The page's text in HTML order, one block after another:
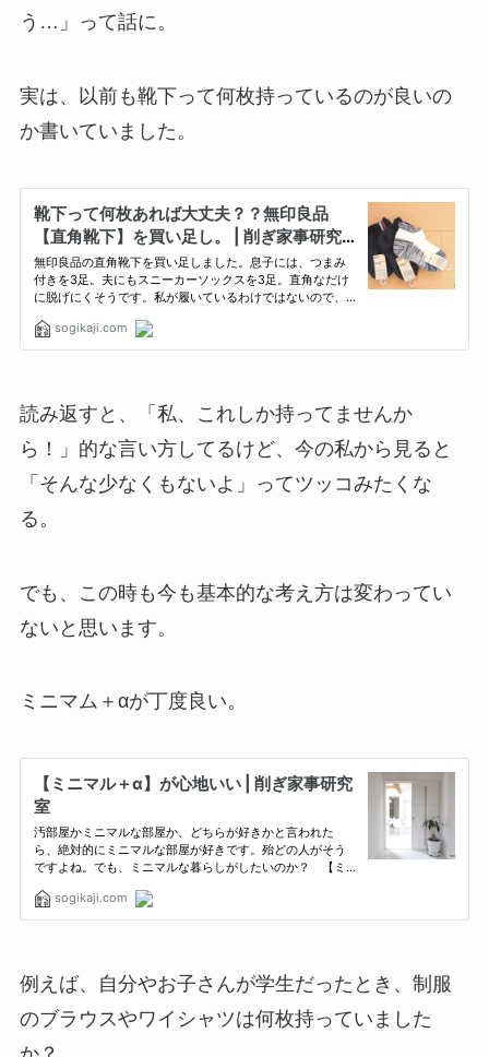
う…」って話に。
実は、以前も靴下って何枚持っているのが良いの
か書いていました。
読み返すと、「私、これしか持ってませんか
ら！」的な言い方してるけど、今の私から見ると
「そんな少なくもないよ」ってツッコみたくな
る。
でも、この時も今も基本的な考え方は変わってい
ないと思います。
ミニマム＋αが丁度良い。
例えば、自分やお子さんが学生だったとき、制服
のブラウスやワイシャツは何枚持っていました